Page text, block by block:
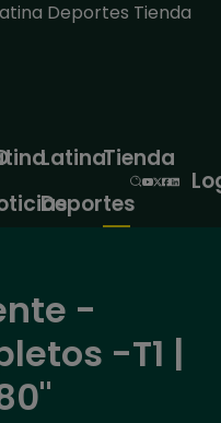
Deportes Tienda
Latina
Deportes
Tienda
-
-T1 |